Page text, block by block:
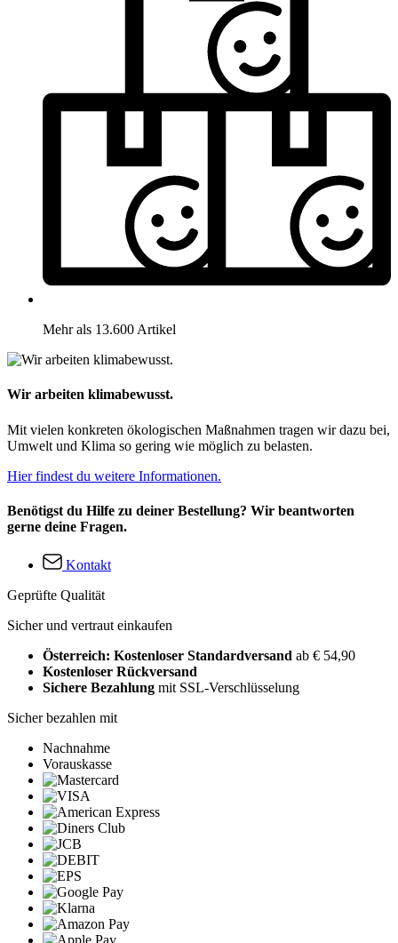
Mehr als 13.600 Artikel
Wir arbeiten klimabewusst.
Mit vielen konkreten ökologischen Maßnahmen tragen wir dazu bei,
Umwelt und Klima so gering wie möglich zu belasten.
Hier findest du weitere Informationen.
Benötigst du Hilfe zu deiner Bestellung? Wir beantworten
gerne deine Fragen.
Kontakt
Geprüfte Qualität
Sicher und vertraut einkaufen
Österreich: Kostenloser Standardversand ab € 54,90
Kostenloser Rückversand
Sichere Bezahlung mit SSL-Verschlüsselung
Sicher bezahlen mit
Nachnahme
Vorauskasse